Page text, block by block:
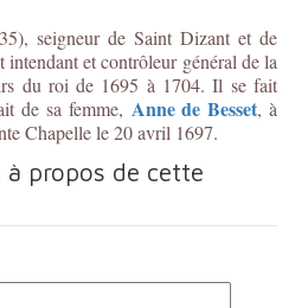
seigneur de Saint Dizant et de
et contrôleur général de la
du roi de 1695 à 1704. Il se fait
de sa femme, Anne de Besset, à
Chapelle le 20 avril 1697.
propos de cette